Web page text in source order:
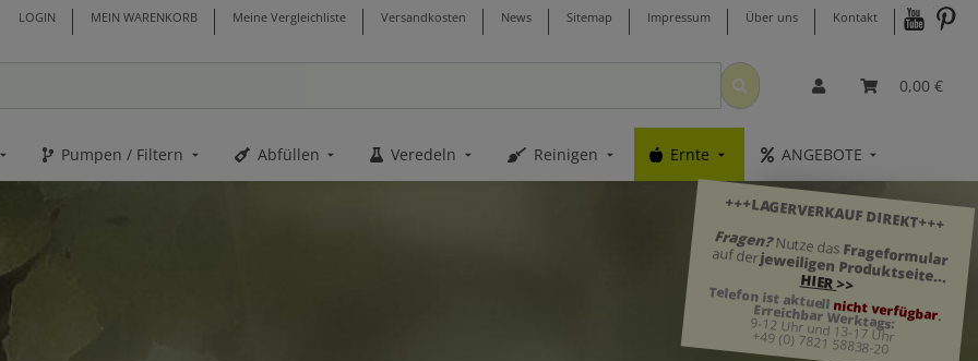
LOGIN MEIN WARENKORB Meine Vergleichliste Versandkosten News Sitemap Impressum Über uns Kontakt
0,00 €
Pumpen / Filtern Abfüllen Veredeln Reinigen Ernte ANGEBOTE
+++LAGERVERKAUF DIREKT+++
Fragen?Nutze dasFrageformular
auf derjeweiligen Produktseite...
HIER>>
Telefon ist aktuellnicht verfügbar.
Erreichbar Werktags:
9-12 Uhr und 13-17 Uhr
+49 (0) 7821 58838-20